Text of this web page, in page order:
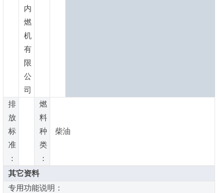
内
燃
机
有
限
公
司
排
放
标
准
：
燃
料
种
类
：
柴油
其它资料
专用功能说明：